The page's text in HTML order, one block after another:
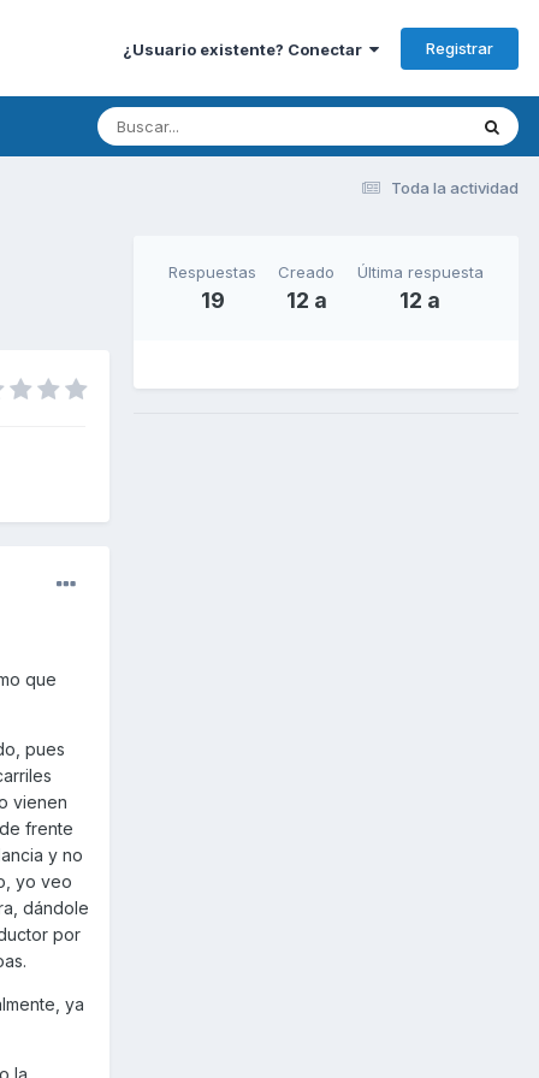
¿Usuario existente? Conectar Registrar
Toda la actividad
que
pues
vienen
frente
y no
yo veo
dándole
por
ya
Respuestas
19
Creado
12 a
Última respuesta
12 a